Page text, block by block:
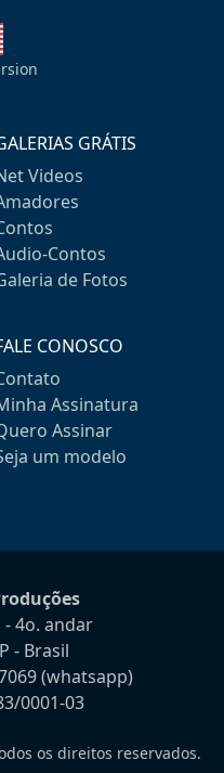
GRÁTIS
Videos
Contos
de Fotos
CONOSCO
Assinatura
Assinar
um modelo
- 4o. andar
- Brasil
(whatsapp)
0001-03
os direitos reservados.